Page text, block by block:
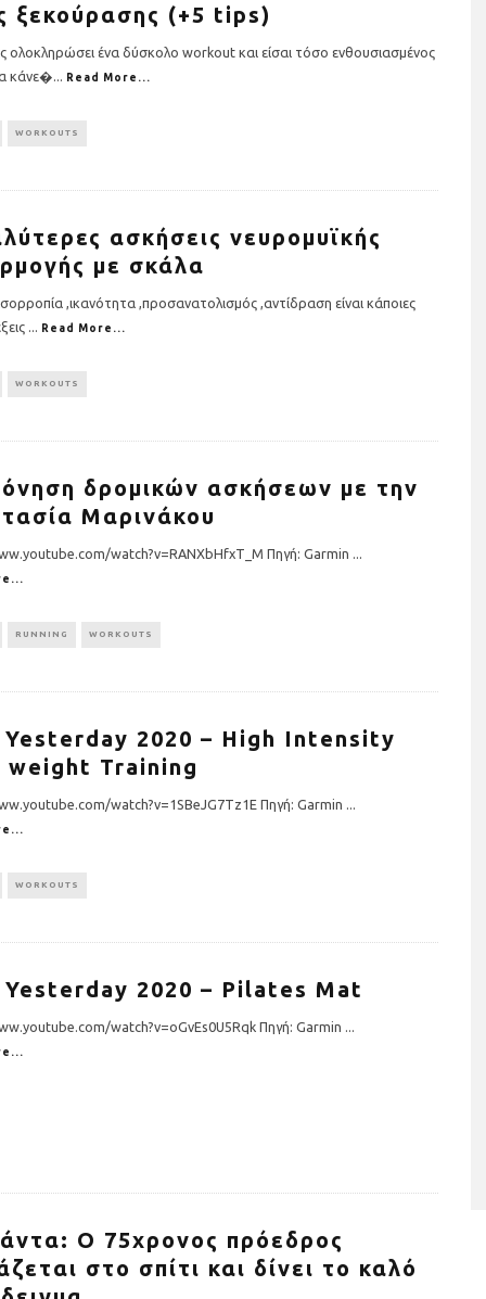
ξεκούρασης (+5 tips)
ολοκληρώσει ένα δύσκολο workout και είσαι τόσο ενθουσιασμένος
κάνε�... Read More...
WORKOUTS
ασκήσεις νευρομυϊκής
με σκάλα
,ικανότητα ,προσανατολισμός ,αντίδραση είναι κάποιες
... Read More...
WORKOUTS
δρομικών ασκήσεων με την
Μαρινάκου
watch?v=RANXbHfxT_M Πηγή: Garmin ...
RUNNING WORKOUTS
2020 – High Intensity
weight Training
watch?v=1SBeJG7Tz1E Πηγή: Garmin ...
WORKOUTS
2020 – Pilates Mat
watch?v=oGvEs0U5Rqk Πηγή: Garmin ...
Ο 75χρονος πρόεδρος
στο σπίτι και δίνει το καλό
όλοι για όλους: Η
χρονιά στον 13o
της Αθήνας
και υγιεινά σνακ Banana Coconut